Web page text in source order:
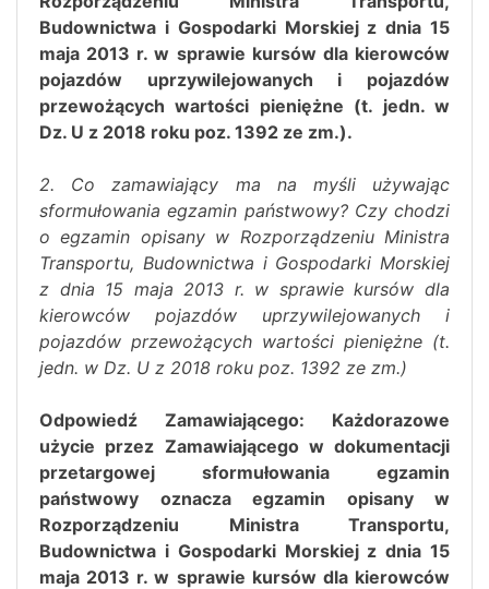
Budownictwa i Gospodarki Morskiej z dnia 15
maja 2013 r. w sprawie kursów dla kierowców
pojazdów uprzywilejowanych i pojazdów
przewożących wartości pieniężne (t. jedn. w
Dz. U z 2018 roku poz. 1392 ze zm.).
2. Co zamawiający ma na myśli używając
sformułowania egzamin państwowy? Czy chodzi
o egzamin opisany w Rozporządzeniu Ministra
Transportu, Budownictwa i Gospodarki Morskiej
z dnia 15 maja 2013 r. w sprawie kursów dla
kierowców pojazdów uprzywilejowanych i
pojazdów przewożących wartości pieniężne (t.
jedn. w Dz. U z 2018 roku poz. 1392 ze zm.)
Odpowiedź Zamawiającego: Każdorazowe
użycie przez Zamawiającego w dokumentacji
przetargowej sformułowania egzamin
państwowy oznacza egzamin opisany w
Rozporządzeniu Ministra Transportu,
Budownictwa i Gospodarki Morskiej z dnia 15
maja 2013 r. w sprawie kursów dla kierowców